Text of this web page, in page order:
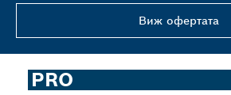
Виж офертата
PRO